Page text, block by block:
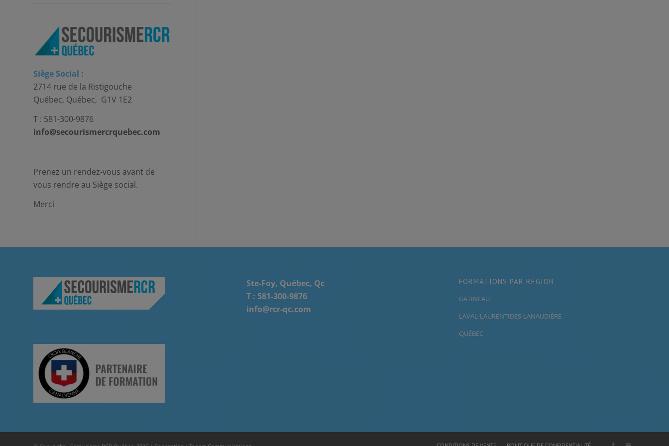
Siège Social :
2714 rue de la Ristigouche
Québec, Québec, G1V 1E2
T : 581-300-9876
info@secourismercrquebec.com
Prenez un rendez-vous avant de
vous rendre au Siège social.
Merci
Ste-Foy, Québec, Qc
T : 581-300-9876
info@rcr-qc.com
FORMATIONS PAR RÉGION
GATINEAU
LAVAL-LAURENTIDES-LANAUDIÈRE
QUÉBEC